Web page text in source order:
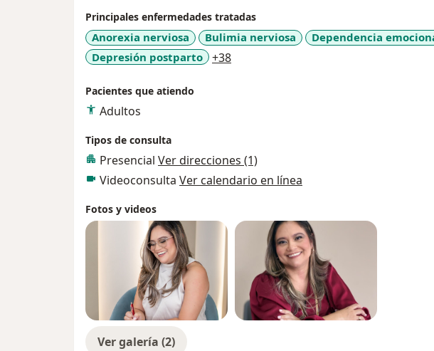
Principales enfermedades tratadas
Anorexia nerviosa Bulimia nerviosa Dependencia
Depresión postparto
+38a11y_sr_more_diseases
Pacientes que atiendo
Adultos
Tipos de consulta
Presencial Ver direcciones (1)
Videoconsulta Ver calendario en línea
Fotos y videos
Ver galería (2)